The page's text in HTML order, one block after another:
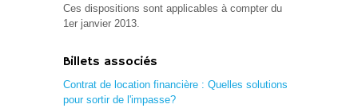
Ces dispositions sont applicables à compter du
1er janvier 2013.
Billets associés
Contrat de location financière : Quelles solutions
pour sortir de l'impasse?